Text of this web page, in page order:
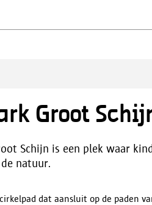
Groot
Schijn is een plek waar
natuur.
dat aansluit op de paden